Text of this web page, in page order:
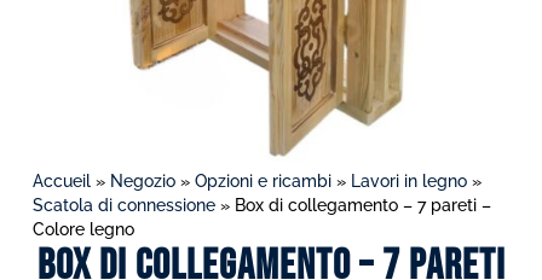
Accueil» Negozio» Opzioni e ricambi» Lavori in legno»
Scatola di connessione» Box di collegamento – 7 pareti –
Colore legno
Box di collegamento – 7 pareti